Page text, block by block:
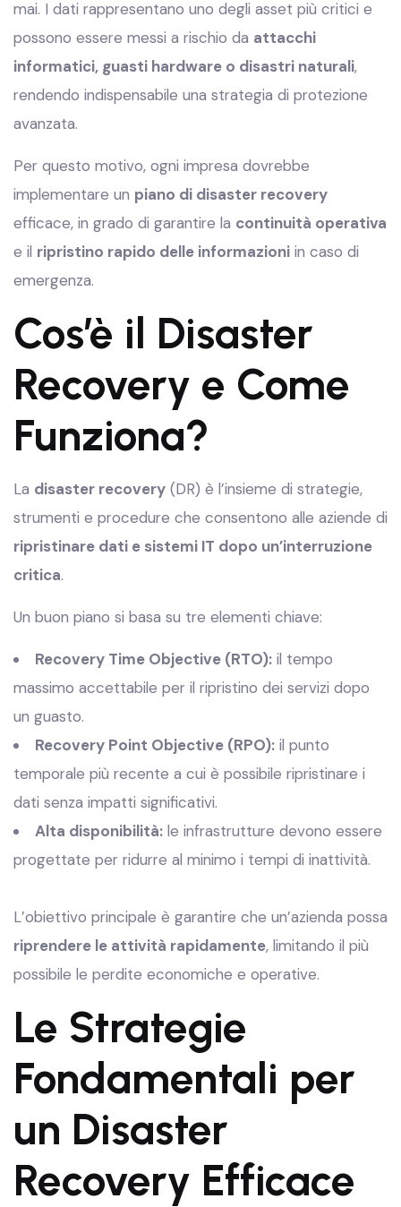
mai. I dati rappresentano uno degli asset più critici e
possono essere messi a rischio da attacchi
informatici, guasti hardware o disastri naturali,
rendendo indispensabile una strategia di protezione
avanzata.
Per questo motivo, ogni impresa dovrebbe
implementare un piano di disaster recovery
efficace, in grado di garantire la continuità operativa
e il ripristino rapido delle informazioni in caso di
emergenza.
Cos’è il Disaster
Recovery e Come
Funziona?
La disaster recovery (DR) è l’insieme di strategie,
strumenti e procedure che consentono alle aziende di
ripristinare dati e sistemi IT dopo un’interruzione
critica.
Un buon piano si basa su tre elementi chiave:
Recovery Time Objective (RTO): il tempo
massimo accettabile per il ripristino dei servizi dopo
un guasto.
Recovery Point Objective (RPO): il punto
temporale più recente a cui è possibile ripristinare i
dati senza impatti significativi.
Alta disponibilità: le infrastrutture devono essere
progettate per ridurre al minimo i tempi di inattività.
L’obiettivo principale è garantire che un’azienda possa
riprendere le attività rapidamente, limitando il più
possibile le perdite economiche e operative.
Le Strategie
Fondamentali per
un Disaster
Recovery Efficace